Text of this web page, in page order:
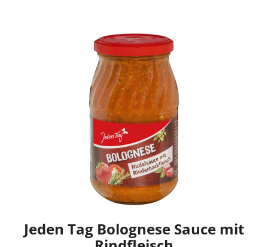
Jeden Tag Bolognese Sauce mit